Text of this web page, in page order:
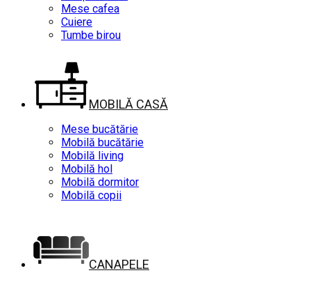
Mese cafea
Cuiere
Tumbe birou
MOBILĂ CASĂ
Mese bucătărie
Mobilă bucătărie
Mobilă living
Mobilă hol
Mobilă dormitor
Mobilă copii
CANAPELE